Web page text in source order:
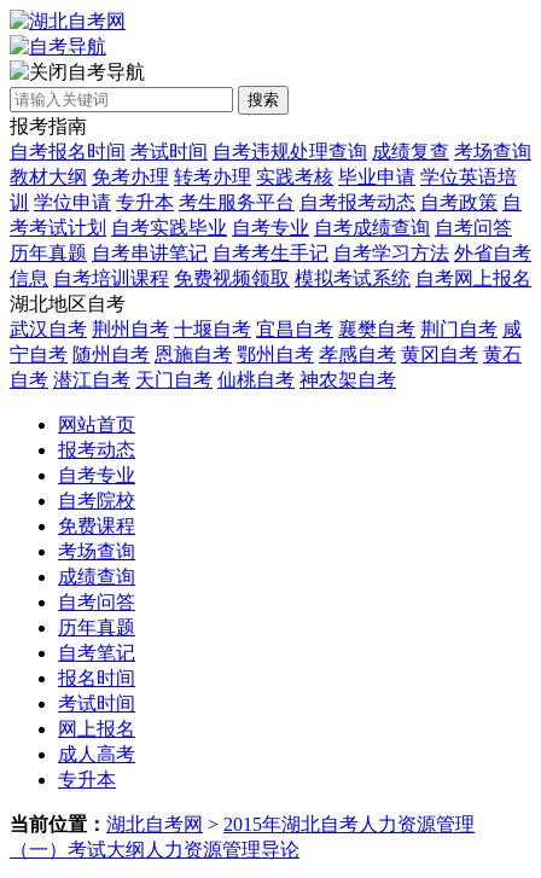
自考导航
搜索
报考指南
自考报名时间 考试时间 自考违规处理查询 成绩复查 考场查询
教材大纲 免考办理 转考办理 实践考核 毕业申请 学位英语培
训 学位申请 专升本 考生服务平台 自考报考动态 自考政策 自
考考试计划 自考实践毕业 自考专业 自考成绩查询 自考问答
历年真题 自考串讲笔记 自考考生手记 自考学习方法 外省自考
信息 自考培训课程 免费视频领取 模拟考试系统 自考网上报名
湖北地区自考
武汉自考 荆州自考 十堰自考 宜昌自考 襄樊自考 荆门自考 咸
宁自考 随州自考 恩施自考 鄂州自考 孝感自考 黄冈自考 黄石
自考 潜江自考 天门自考 仙桃自考 神农架自考
网站首页
报考动态
自考专业
自考院校
免费课程
考场查询
成绩查询
自考问答
历年真题
自考笔记
报名时间
考试时间
网上报名
成人高考
专升本
当前位置： 湖北自考网 > 2015年湖北自考人力资源管理
（一）考试大纲人力资源管理导论